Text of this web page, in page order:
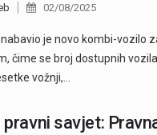
02/08/2025
nabavio je novo kombi-vozilo
čime se broj dostupnih
vožnji,…
pravni savjet: